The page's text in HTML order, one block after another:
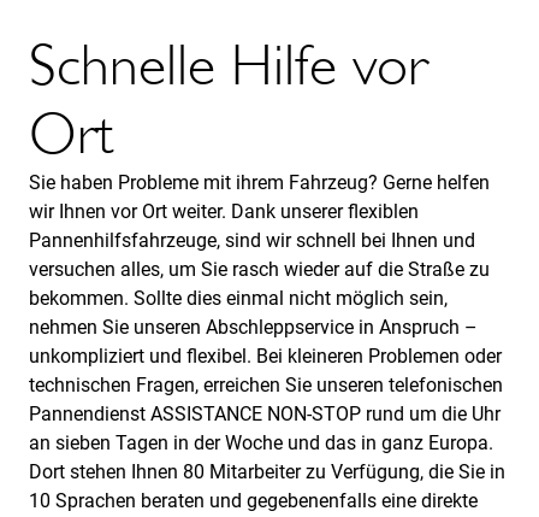
Schnelle Hilfe vor
Ort
Sie haben Probleme mit ihrem Fahrzeug? Gerne helfen
wir Ihnen vor Ort weiter. Dank unserer flexiblen
Pannenhilfsfahrzeuge, sind wir schnell bei Ihnen und
versuchen alles, um Sie rasch wieder auf die Straße zu
bekommen. Sollte dies einmal nicht möglich sein,
nehmen Sie unseren Abschleppservice in Anspruch –
unkompliziert und flexibel. Bei kleineren Problemen oder
technischen Fragen, erreichen Sie unseren telefonischen
Pannendienst ASSISTANCE NON-STOP rund um die Uhr
an sieben Tagen in der Woche und das in ganz Europa.
Dort stehen Ihnen 80 Mitarbeiter zu Verfügung, die Sie in
10 Sprachen beraten und gegebenenfalls eine direkte